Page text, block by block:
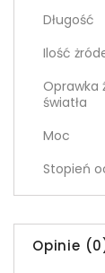
Długość
Ilość
Oprawka
światła
Moc
Stopień
Opinie